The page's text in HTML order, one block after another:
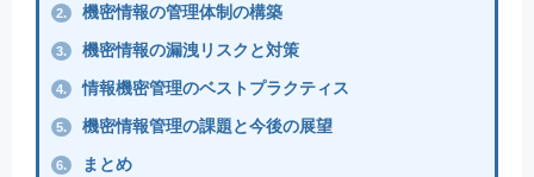
2. 機密情報の管理体制の構築
3. 機密情報の漏洩リスクと対策
4. 情報機密管理のベストプラクティス
5. 機密情報管理の課題と今後の展望
6. まとめ